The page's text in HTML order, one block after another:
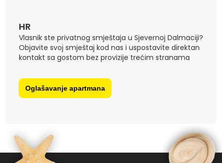
HR
Vlasnik ste privatnog smještaja u Sjevernoj Dalmaciji?
Objavite svoj smještaj kod nas i uspostavite direktan
kontakt sa gostom bez provizije trećim stranama
Oglašavanje apartmana